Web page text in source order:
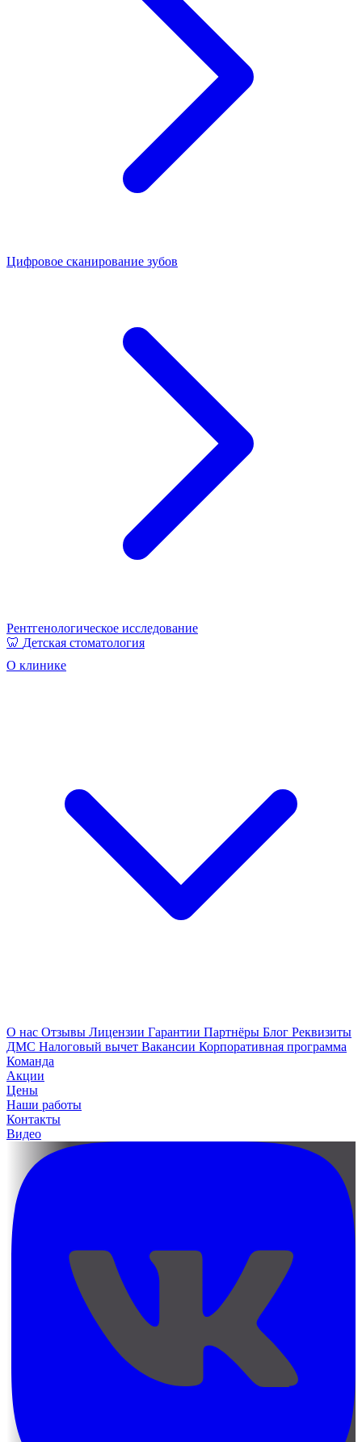
Цифровое сканирование зубов
Рентгенологическое исследование
🦷 Детская стоматология
О клинике
О нас Отзывы Лицензии Гарантии Партнёры Блог Реквизиты
ДМС Налоговый вычет Вакансии Корпоративная программа
Команда
Акции
Цены
Наши работы
Контакты
Видео